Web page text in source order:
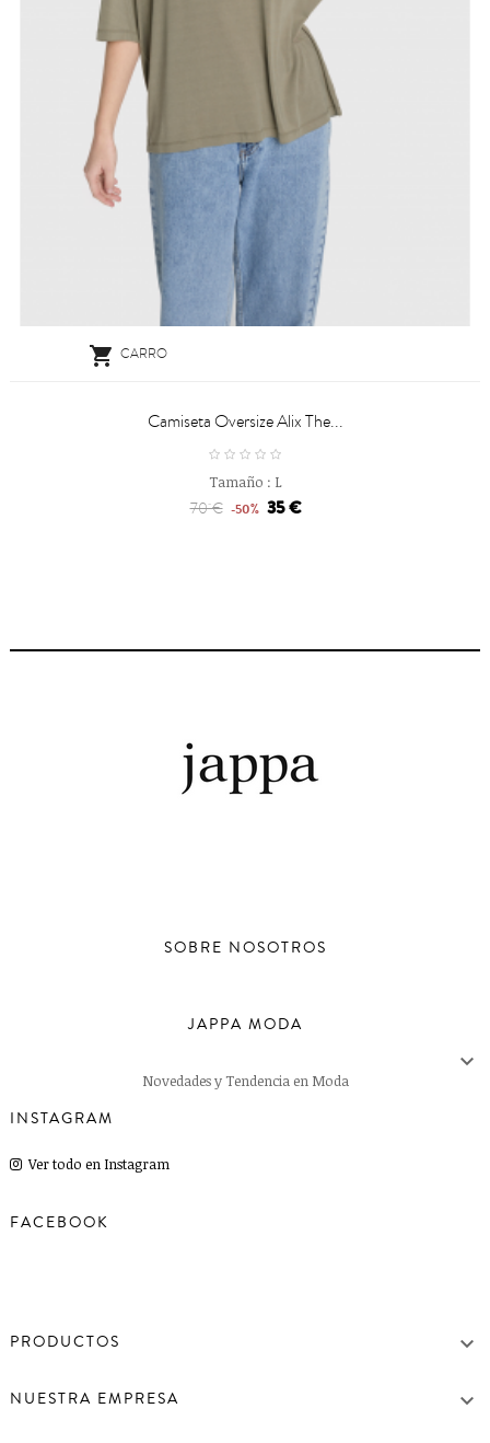
 CARRO
Camiseta Oversize Alix The...
Tamaño : L
70 € -50% 35 €
SOBRE NOSOTROS
JAPPA MODA

Novedades y Tendencia en Moda
INSTAGRAM
Ver todo en Instagram
FACEBOOK
PRODUCTOS 
NUESTRA EMPRESA 